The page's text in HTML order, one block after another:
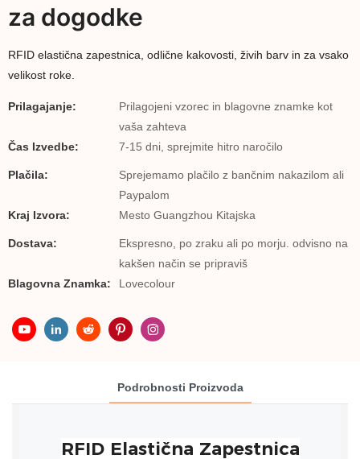
za dogodke
RFID elastična zapestnica, odlične kakovosti, živih barv in za vsako
velikost roke.
Prilagajanje:
Prilagojeni vzorec in blagovne znamke kot
vaša zahteva
Čas Izvedbe:
7-15 dni, sprejmite hitro naročilo
Plačila:
Sprejemamo plačilo z bančnim nakazilom ali
Paypalom
Kraj Izvora:
Mesto Guangzhou Kitajska
Dostava:
Ekspresno, po zraku ali po morju. odvisno na
kakšen način se pripraviš
Blagovna Znamka:
Lovecolour
Podrobnosti Proizvoda